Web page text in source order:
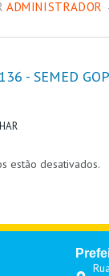
ADMINISTRADOR
- SEMED
estão desativados.